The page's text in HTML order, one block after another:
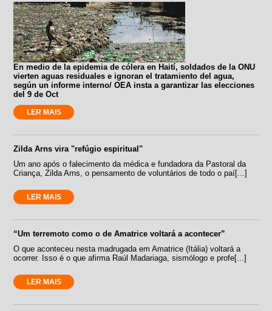
En medio de la epidemia de cólera en Haití, soldados de la ONU
vierten aguas residuales e ignoran el tratamiento del agua,
según un informe interno/ OEA insta a garantizar las elecciones
del 9 de Oct
LER MAIS
Zilda Arns vira "refúgio espiritual"
Um ano após o falecimento da médica e fundadora da Pastoral da
Criança, Zilda Arns, o pensamento de voluntários de todo o paí[...]
LER MAIS
“Um terremoto como o de Amatrice voltará a acontecer”
O que aconteceu nesta madrugada em Amatrice (Itália) voltará a
ocorrer. Isso é o que afirma Raúl Madariaga, sismólogo e profe[...]
LER MAIS